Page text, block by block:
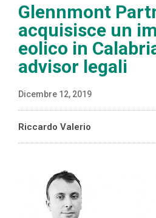
Glennmont
acquisisce un
eolico in
advisor legali
Dicembre 12, 2019
Riccardo Valerio